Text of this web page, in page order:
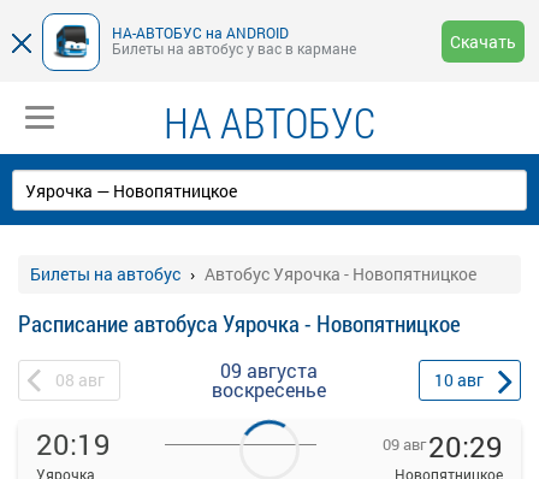
НА-АВТОБУС на ANDROID
Билеты на автобус у вас в кармане
Скачать
НА АВТОБУС
Билеты на автобус Автобус Уярочка - Новопятницкое
Расписание автобуса Уярочка - Новопятницкое
08 авг 09 августа
воскресенье 10авг
20:19
Уярочка
09 авг20:29
Новопятницкое